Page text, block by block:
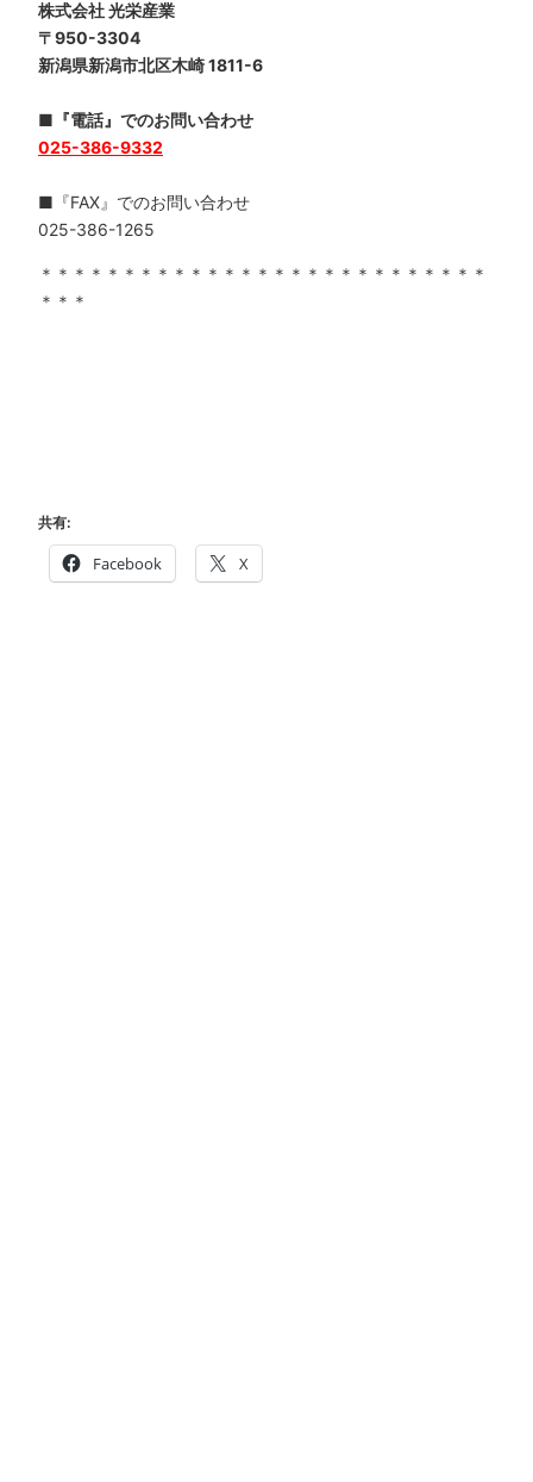
株式会社 光栄産業
〒950-3304
新潟県新潟市北区木崎 1811-6
■『電話』でのお問い合わせ
025-386-9332
■『FAX』でのお問い合わせ
025-386-1265
＊＊＊＊＊＊＊＊＊＊＊＊＊＊＊＊＊＊＊＊＊＊＊＊＊＊＊
＊＊＊
共有:
Facebook X